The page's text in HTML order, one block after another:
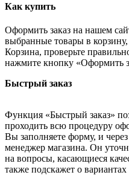
Как купить
Оформить заказ на нашем
выбранные товары в
Корзина, проверьте
нажмите кнопку «Оформить
Быстрый заказ
Функция «Быстрый заказ»
проходить всю процедуру
Вы заполняете форму, и
менеджер магазина. Он
на вопросы, касающиеся
также подскажет о